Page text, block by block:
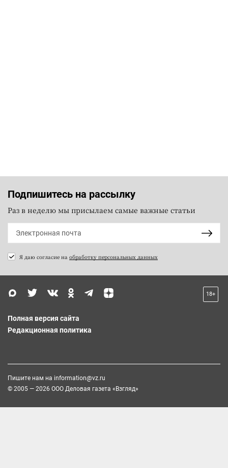
Подпишитесь на рассылку
Раз в неделю мы присылаем самые важные статьи
Я даю согласие на обработку персональных данных
18+
Полная версия сайта
Редакционная политика
Пишите нам на information@vz.ru
© 2005 — 2026 ООО Деловая газета «Взгляд»